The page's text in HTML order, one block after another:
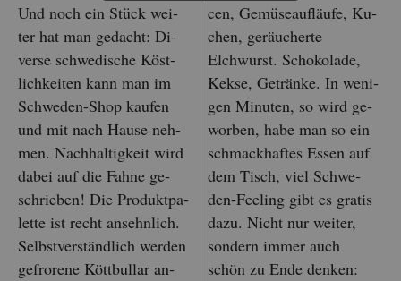
Und noch ein Stück wei­
ter hat man ge­dacht: Di­
ver­se schwe­di­sche Köst­
lich­kei­ten kann man im
Schwe­den-Shop kau­fen
und mit nach Hause neh­
men. Nach­hal­tig­keit wird
dabei auf die Fahne ge­
schrie­ben! Die Pro­dukt­pa­
let­te ist recht an­sehn­lich.
Selbst­ver­ständ­lich wer­den
ge­fro­re­ne Kött­bull­ar an­
cen, Ge­mü­se­auf­läu­fe, Ku­
chen, ge­räu­cher­te
Elchwurst. Scho­ko­la­de,
Kekse, Ge­trän­ke. In we­ni­
gen Mi­nu­ten, so wird ge­
wor­ben, habe man so ein
schmack­haf­tes Essen auf
dem Tisch, viel Schwe­
den-Fee­ling gibt es gra­tis
dazu. Nicht nur wei­ter,
son­dern immer auch
schön zu Ende den­ken: